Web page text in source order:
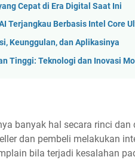
Cepat di Era Digital Saat Ini
Terjangkau Berbasis Intel Core
Keunggulan, dan Aplikasinya
Tinggi: Teknologi dan Inovasi
banyak hal secara rinci
dan pembeli melakukan
bila terjadi kesalahan